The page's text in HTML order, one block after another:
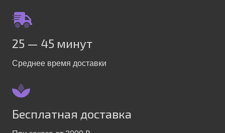
25 — 45 минут
Среднее время доставки
Бесплатная доставка